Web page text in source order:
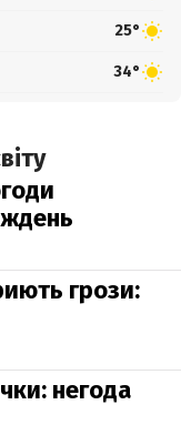
25°
34°
грози:
негода